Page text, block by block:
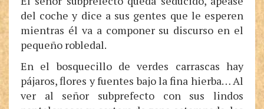
del coche y dice a sus gentes que le esperen
mientras él va a componer su discurso en el
pequeño robledal.
En el bosquecillo de verdes carrascas hay
pájaros, flores y fuentes bajo la fina hierba… Al
ver al señor subprefecto con sus lindos